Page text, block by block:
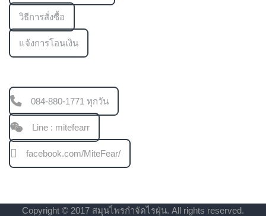
วิธีการสั่งซื้อ
แจ้งการโอนเงิน
084-880-1771 ทุกวัน
Line : mitefearr
facebook.com/MiteFear/
Copyright © 2017 สมุนไพรกำจัดไรฝุ่น. All rights reserved.